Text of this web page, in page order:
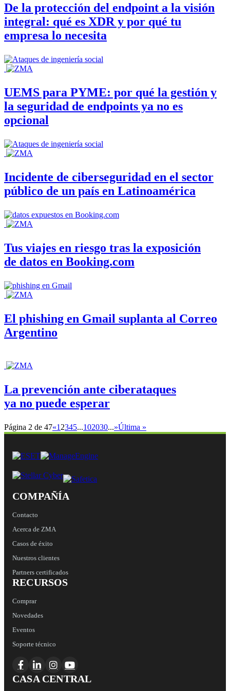
De la protección del endpoint a la visión
integral: qué es XDR y por qué tu
empresa lo necesita
UEMS para PYME: por qué la gestión y
la seguridad de endpoints ya no es
opcional
Incidente de ciberseguridad en el sector
público de un país en Latinoamérica
Tus viajes en riesgo tras la exposición
de datos en Booking.com
El phishing en Gmail suplanta al Correo
Argentino
La prevención ante ciberataques
ya no puede esperar
Página 2 de 47«1 2345...102030...»Última »
COMPAÑÍA
Contacto
Acerca de ZMA
Casos de éxito
Nuestros clientes
Partners certificados
RECURSOS
Comprar
Novedades
Eventos
Soporte técnico
CASA CENTRAL